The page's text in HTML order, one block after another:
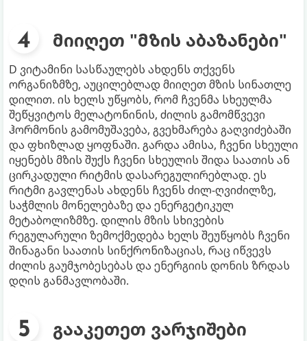
მიიღეთ "მზის აბაზანები"
D ვიტამინი სასწაულებს ახდენს თქვენს
ორგანიზმზე, აუცილებლად მიიღეთ მზის სინათლე
დილით. ის ხელს უწყობს, რომ ჩვენმა სხეულმა
შეწყვიტოს მელატონინის, ძილის გამომწვევი
ჰორმონის გამომუშავება, გვეხმარება გაღვიძებაში
და ფხიზლად ყოფნაში. გარდა ამისა, ჩვენი სხეული
იყენებს მზის შუქს ჩვენი სხეულის შიდა საათის ან
ცირკადული რიტმის დასარეგულირებლად. ეს
რიტმი გავლენას ახდენს ჩვენს ძილ-ღვიძილზე,
საჭმლის მონელებაზე და ენერგეტიკულ
მეტაბოლიზმზე. დილის მზის სხივების
რეგულარული ზემოქმედება ხელს შეუწყობს ჩვენი
შინაგანი საათის სინქრონიზაციას, რაც იწვევს
ძილის გაუმჯობესებას და ენერგიის დონის ზრდას
დღის განმავლობაში.
გააკეთეთ ვარჯიშები